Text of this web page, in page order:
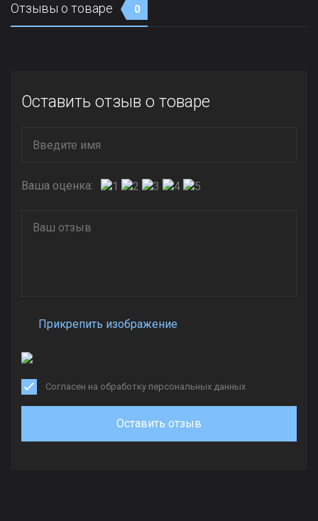
Отзывы о товаре 0
Оставить отзыв о товаре
Ваша оценка:
Прикрепить изображение
Согласен на обработку персональных данных
Оставить отзыв